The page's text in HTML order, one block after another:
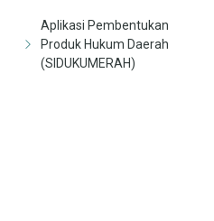
Aplikasi Pembentukan
Produk Hukum Daerah
(SIDUKUMERAH)